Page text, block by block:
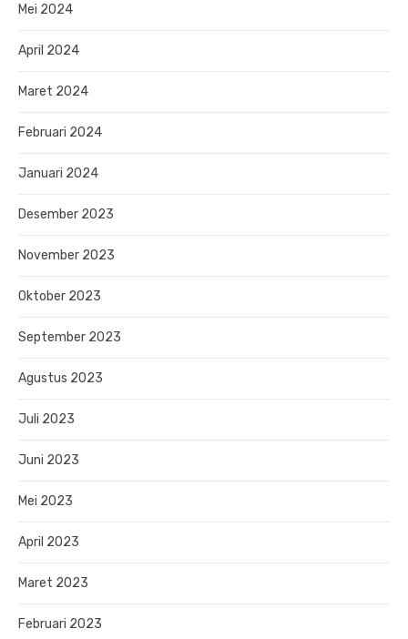
Mei 2024
April 2024
Maret 2024
Februari 2024
Januari 2024
Desember 2023
November 2023
Oktober 2023
September 2023
Agustus 2023
Juli 2023
Juni 2023
Mei 2023
April 2023
Maret 2023
Februari 2023